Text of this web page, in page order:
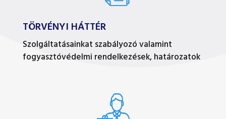
TÖRVÉNYI HÁTTÉR
Szolgáltatásainkat szabályozó valamint
fogyasztóvédelmi rendelkezések, határozatok